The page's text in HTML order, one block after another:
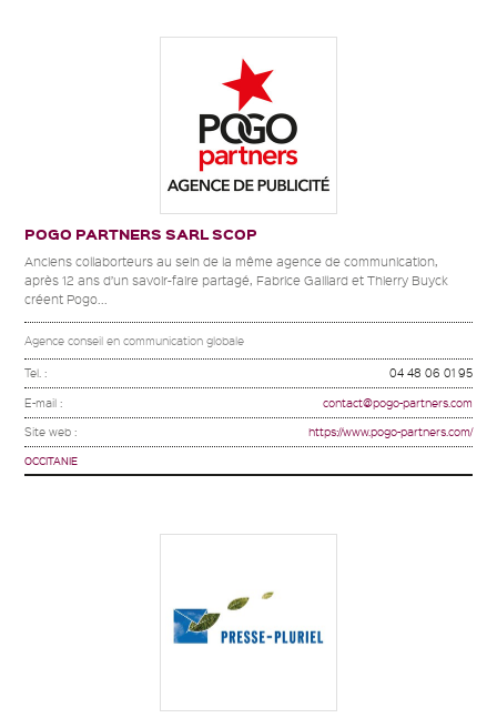
POGO PARTNERS SARL SCOP
Anciens collaborteurs au sein de la même agence de communication,
après 12 ans d’un savoir-faire partagé, Fabrice Gaillard et Thierry Buyck
créent Pogo...
Agence conseil en communication globale
Tel. : 04 48 06 01 95
E-mail : contact@pogo-partners.com
Site web : https://www.pogo-partners.com/
OCCITANIE